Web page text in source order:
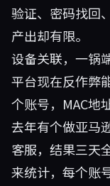
验证、密码找回
产出却有限。
设备关联，一锅
平台现在反作弊
个账号，MAC地
去年有个做亚马
客服，结果三
来统计，每个账